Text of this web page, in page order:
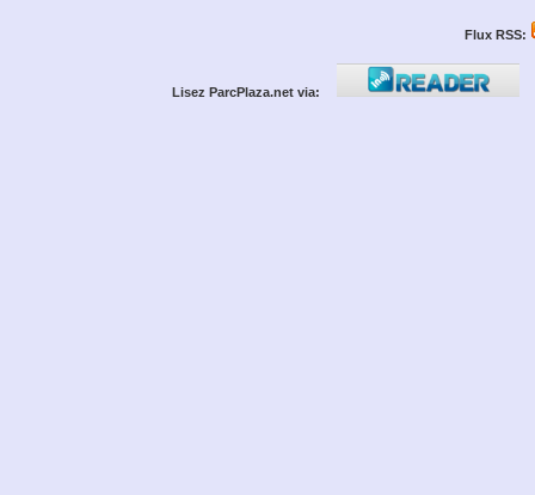
Flux RSS:
Lisez ParcPlaza.net via: